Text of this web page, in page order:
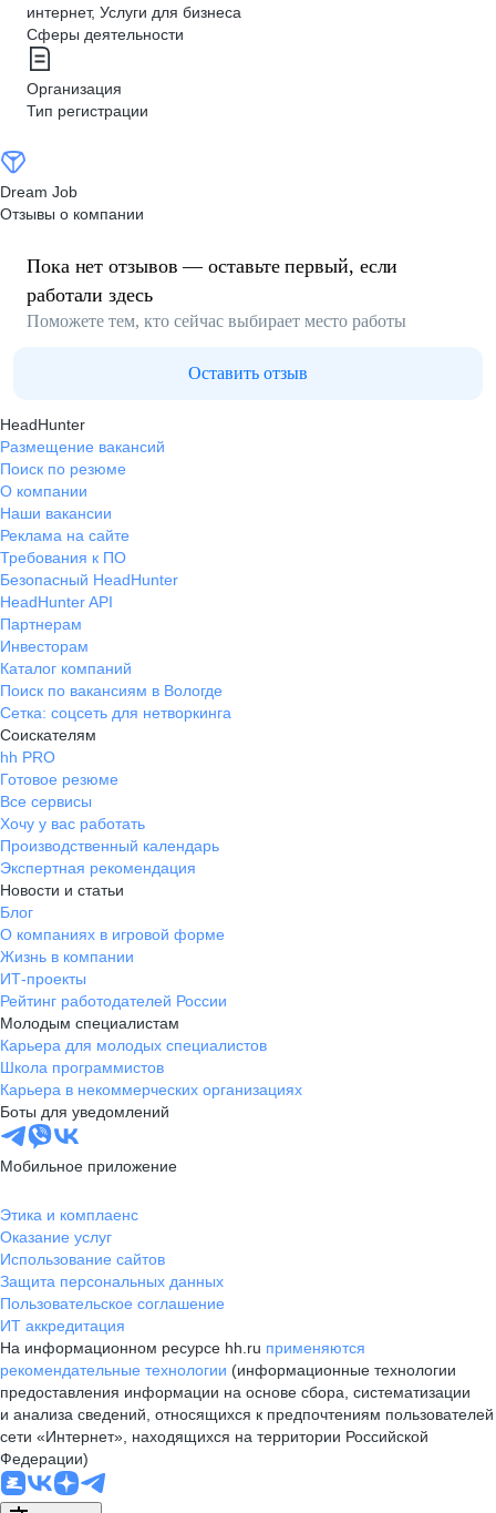
интернет, Услуги для бизнеса
Сферы деятельности
Организация
Тип регистрации
Dream Job
Отзывы о компании
Пока нет отзывов — оставьте первый, если
работали здесь
Поможете тем, кто сейчас выбирает место работы
Оставить отзыв
HeadHunter
Размещение вакансий
Поиск по резюме
О компании
Наши вакансии
Реклама на сайте
Требования к ПО
Безопасный HeadHunter
HeadHunter API
Партнерам
Инвесторам
Каталог компаний
Поиск по вакансиям в Вологде
Сетка: соцсеть для нетворкинга
Соискателям
hh PRO
Готовое резюме
Все сервисы
Хочу у вас работать
Производственный календарь
Экспертная рекомендация
Новости и статьи
Блог
О компаниях в игровой форме
Жизнь в компании
ИТ-проекты
Рейтинг работодателей России
Молодым специалистам
Карьера для молодых специалистов
Школа программистов
Карьера в некоммерческих организациях
Боты для уведомлений
Мобильное приложение
Этика и комплаенс
Оказание услуг
Использование сайтов
Защита персональных данных
Пользовательское соглашение
ИТ аккредитация
На информационном ресурсе hh.ru применяются
рекомендательные технологии (информационные технологии
предоставления информации на основе сбора, систематизации
и анализа сведений, относящихся к предпочтениям пользователей
сети «Интернет», находящихся на территории Российской
Федерации)